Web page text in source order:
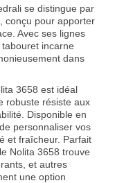
se distingue par
conçu pour apporter
Avec ses lignes
incarne
dans
3658 est idéal
robuste résiste aux
Disponible en
personnaliser vos
et fraîcheur. Parfait
Nolita 3658 trouve
et autres
une option